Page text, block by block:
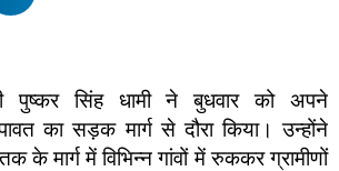
पुष्कर सिंह धामी ने बुधवार को अपने
का सड़क मार्ग से दौरा किया। उन्होंने
के मार्ग में विभिन्न गांवों में रुककर ग्रामीणों